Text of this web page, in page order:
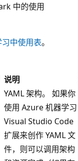
中的使用
中使用表。
说明
YAML 架构。 如果你
使用 Azure 机器学习
Visual Studio Code
扩展来创作 YAML 文
件，则可以调用架构